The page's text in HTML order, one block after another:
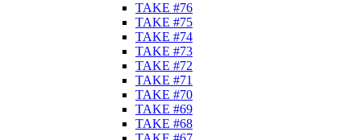
TAKE #76
TAKE #75
TAKE #74
TAKE #73
TAKE #72
TAKE #71
TAKE #70
TAKE #69
TAKE #68